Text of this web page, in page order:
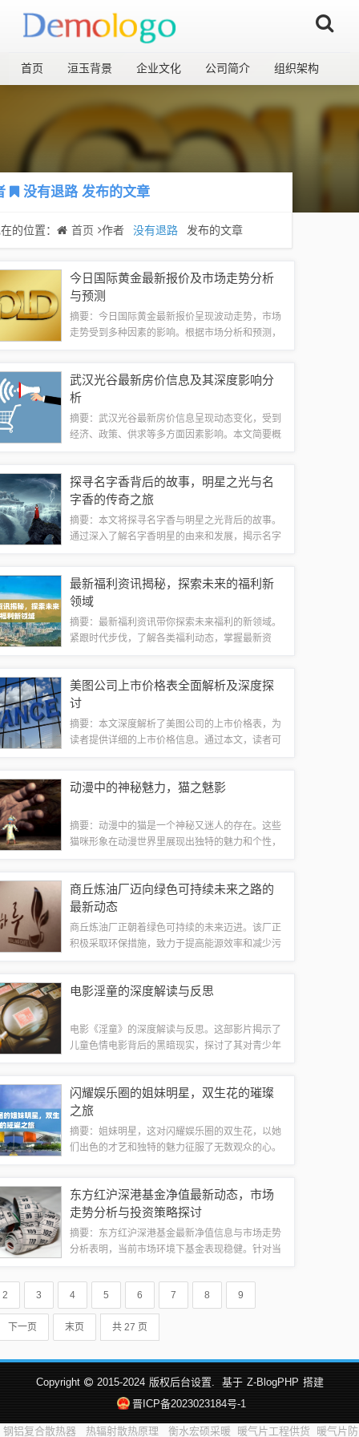
首页 洹玉背景 企业文化 公司简介 组织架构
没有退路发布的文章
的位置： 首页 作者 没有退路 发布的文章
今日国际黄金最新报价及市场走势分析
与预测
摘要：今日国际黄金最新报价呈现波动走势，市场
走势受到多种因素的影响。根据市场分析和预测，
结合更多数据和信息进行综合分析和预测。本...
武汉光谷最新房价信息及其深度影响分
析
摘要：武汉光谷最新房价信息呈现动态变化，受到
经济、政策、供求等多方面因素影响。本文简要概
价波动成为市场关注的热点，同时也受到政策...
探寻名字香背后的故事，明星之光与名
字香的传奇之旅
摘要：本文将探寻名字香与明星之光背后的故事。
通过深入了解名字香明星的由来和发展，揭示名字
受瞩目的明星。这些名字背后的故事将展现出...
最新福利资讯揭秘，探索未来的福利新
领域
摘要：最新福利资讯带你探索未来福利的新领域。
紧跟时代步伐，了解各类福利动态，掌握最新资
关注最新福利资讯，让你的生活更加美好。本文...
美图公司上市价格表全面解析及深度探
讨
摘要：本文深度解析了美图公司的上市价格表，为
读者提供详细的上市价格信息。通过本文，读者可
明了，旨在为读者提供有价值的信息，帮助他...
动漫中的神秘魅力，猫之魅影
摘要：动漫中的猫是一个神秘又迷人的存在。这些
猫咪形象在动漫世界里展现出独特的魅力和个性，
漫世界中不可或缺的角色。通过动漫中的猫，...
商丘炼油厂迈向绿色可持续未来之路的
最新动态
商丘炼油厂正朝着绿色可持续的未来迈进。该厂正
积极采取环保措施，致力于提高能源效率和减少污
做出积极贡献。未来之路，商丘炼油厂将继续...
电影淫童的深度解读与反思
电影《淫童》的深度解读与反思。这部影片揭示了
儿童色情电影背后的黑暗现实，探讨了其对青少年
思。影片不仅展示了问题的严重性，还呼吁社会...
闪耀娱乐圈的姐妹明星，双生花的璀璨
之旅
摘要：姐妹明星，这对闪耀娱乐圈的双生花，以她
们出色的才艺和独特的魅力征服了无数观众的心。
补特质，让她们在娱乐圈中独树一帜，成为众...
东方红沪深港基金净值最新动态，市场
走势分析与投资策略探讨
摘要：东方红沪深港基金最新净值信息与市场走势
分析表明，当前市场环境下基金表现稳健。针对当
结合个人风险偏好，采取相应投资策略。本文将对
东方红沪深港基金的最新净值进行简要概述，...
2 3 4 5 6 7 8 9
下一页 末页 共 27 页
Copyright 2015-2024 版权后台设置. 基于 Z-BlogPHP 搭建
晋ICP备2023023184号-1
钢铝复合散热器 热辐射散热原理 衡水宏硕采暖 暖气片工程供货 暖气片防